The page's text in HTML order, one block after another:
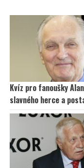
Kvíz pro fanoušky
slavného herce a